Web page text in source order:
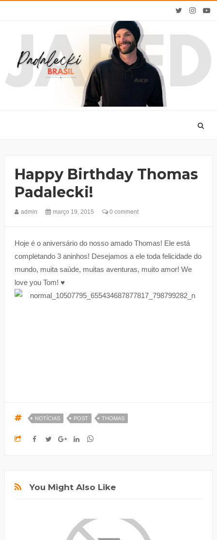
Happy Birthday Thomas
Padalecki!
admin março 19, 2015 0 comment
Hoje é o aniversário do nosso amado Thomas! Ele está
completando 3 aninhos! Desejamos a ele toda felicidade do
mundo, muita saúde, muitas aventuras, muito amor! We
love you Tom! ♥
NOTÍCIAS POST THOMAS
You Might Also Like